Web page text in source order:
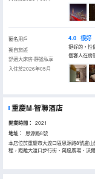
匿名用戶
獨自旅遊
舒適大床房·靜謐私享
入住於2026年05月
4.0 很好
挺好的，性
個客人在房
重慶M·智聯酒店
開業時間： 2021
地址：
思源路8號
本店位於重慶市大渡口區思源路8號盧
程，距離大渡口步行街、萬達廣場、沃
床房和親子娛樂房，還有設施完善的會
液晶網絡電視，各類設施一應俱全..專